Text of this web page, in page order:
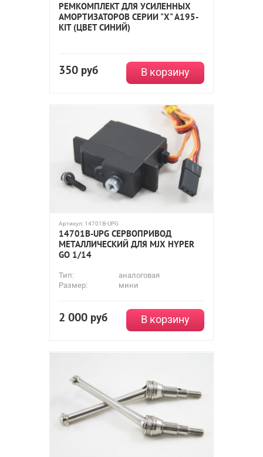
РЕМКОМПЛЕКТ ДЛЯ УСИЛЕННЫХ
АМОРТИЗАТОРОВ СЕРИИ "X" A195-
KIT (ЦВЕТ СИНИЙ)
350 руб В корзину
Артикул: 14701B-UPG
14701B-UPG СЕРВОПРИВОД
МЕТАЛЛИЧЕСКИЙ ДЛЯ MJX HYPER
GO 1/14
Тип:
аналоговая
Размер:
мини
2 000 руб В корзину